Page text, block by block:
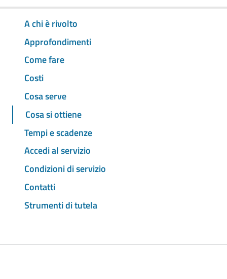
A chi è rivolto
Approfondimenti
Come fare
Costi
Cosa serve
Cosa si ottiene
Tempi e scadenze
Accedi al servizio
Condizioni di servizio
Contatti
Strumenti di tutela